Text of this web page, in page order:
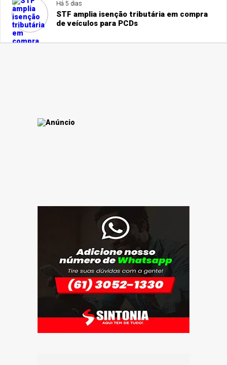
Há 5 dias
STF amplia isenção tributária em compra
de veículos para PCDs